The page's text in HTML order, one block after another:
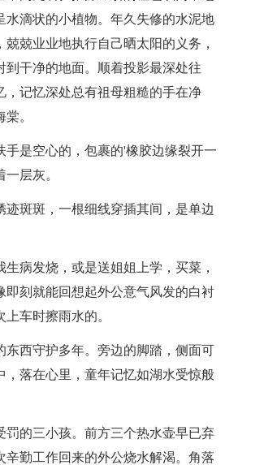
滴状的小植物。年久失修的水泥地
兢业业地执行自己晒太阳的义务，
干净的地面。顺着投影最深处往
，记忆深处总有祖母粗糙的手在净
。
是空心的，包裹的'橡胶边缘裂开一
层灰。
斑斑，一根细线穿插其间，是单边
病发烧，或是送姐姐上学，买菜，
刻就能回想起外公意气风发的白衬
车时擦雨水的。
西守护多年。旁边的脚踏，侧面可
落在心里，童年记忆如湖水受惊般
罚的三小孩。前方三个热水壶早已弃
勤工作回来的外公烧水解渴。角落